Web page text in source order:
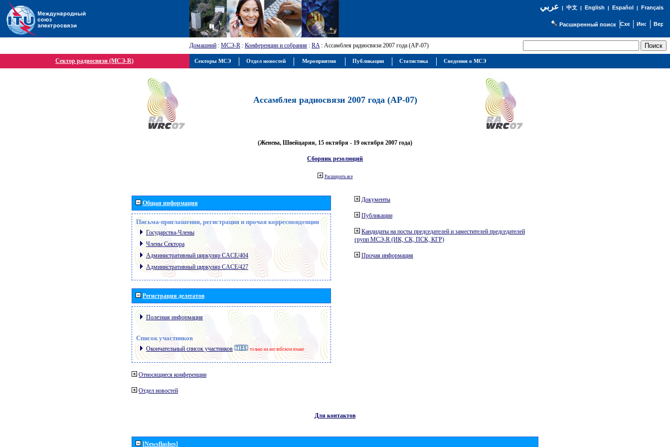
عربي| 中文| English | Español | Français
Расширенный поиск
Домашний : МСЭ-R : Конференции и собрания : RA: Ассамблея радиосвязи 2007 года (АР-07)
Сектор радиосвязи (МСЭ-R)
Ассамблея радиосвязи 2007 года (АР-07)
(Женева, Швейцария, 15 октября - 19 октября 2007 года)
Сборник резолюций
Расширить все
Общая информация
Письма-приглашения, регистрация и прочая корреспонденция
Государства-Члены
Члены Сектора
Административный циркуляр CACE/404
Административный циркуляр CACE/427
Регистрация делегатов
Полезная информация
Список участников
Окончательный список участников только на английском языке
Относящиеся конференции
Отдел новостей
Документы
Публикации
Кандидаты на посты председателей и заместителей председателей
групп МСЭ-R (ИК, СК, ПСК, КГР)
Прочая информация
Для контактов
[Newsflashes]
Секторы МСЭ Отдел новостей Мероприятия Публикации Статистика Сведения о МСЭ